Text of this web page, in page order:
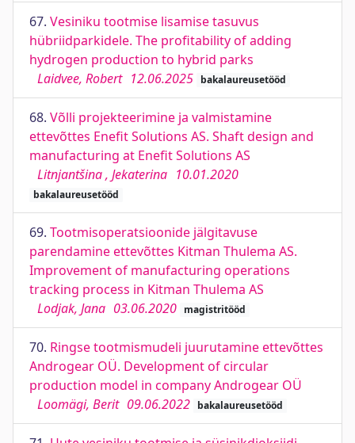
67. Vesiniku tootmise lisamise tasuvus
hübriidparkidele. The profitability of adding
hydrogen production to hybrid parks
Laidvee, Robert 12.06.2025 bakalaureusetööd
68. Võlli projekteerimine ja valmistamine
ettevõttes Enefit Solutions AS. Shaft design and
manufacturing at Enefit Solutions AS
Litnjantšina , Jekaterina 10.01.2020
bakalaureusetööd
69. Tootmisoperatsioonide jälgitavuse
parendamine ettevõttes Kitman Thulema AS.
Improvement of manufacturing operations
tracking process in Kitman Thulema AS
Lodjak, Jana 03.06.2020 magistritööd
70. Ringse tootmismudeli juurutamine ettevõttes
Androgear OÜ. Development of circular
production model in company Androgear OÜ
Loomägi, Berit 09.06.2022 bakalaureusetööd